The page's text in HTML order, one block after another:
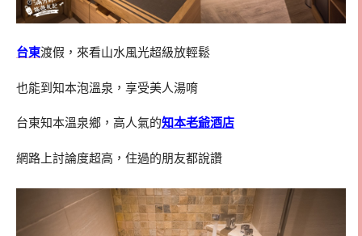
台東渡假，來看山水風光超級放輕鬆
也能到知本泡溫泉，享受美人湯唷
台東知本溫泉鄉，高人氣的知本老爺酒店
網路上討論度超高，住過的朋友都說讚